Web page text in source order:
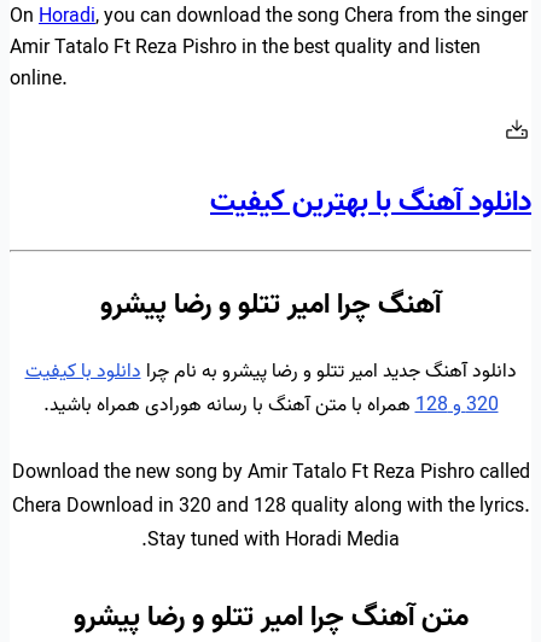
OnHoradi, you can download the song Chera from the singer
Amir Tatalo Ft Reza Pishro in the best quality and listen
online.
دانلود آهنگ با بهترین کیفیت
آهنگ چرا امیر تتلو و رضا پیشرو
دانلود آهنگ جدید امیر تتلو و رضا پیشرو به نام چرادانلود با کیفیت
320 و 128
همراه با متن آهنگ با رسانه هورادی همراه باشید.
Download the new song by Amir Tatalo Ft Reza Pishro called
Chera Download in 320 and 128 quality along with the lyrics.
Stay tuned with Horadi Media.
متن آهنگ چرا امیر تتلو و رضا پیشرو